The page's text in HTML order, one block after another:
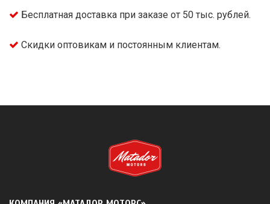
Бесплатная доставка при заказе от 50 тыс. рублей.
Скидки оптовикам и постоянным клиентам.